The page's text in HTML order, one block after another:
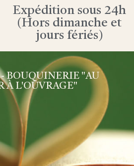
Expédition sous 24h
(Hors dimanche et
jours fériés)
BOUQUINERIE "AU
À L'OUVRAGE"